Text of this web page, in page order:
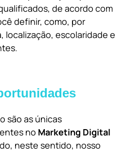
de acordo com
definir, como, por
localização, escolaridade e
são as únicas
no Marketing Digital
neste sentido, nosso